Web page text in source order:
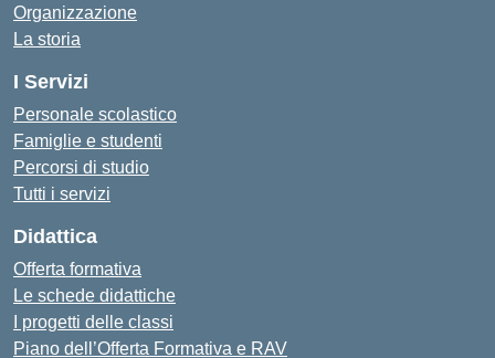
Organizzazione
La storia
I Servizi
Personale scolastico
Famiglie e studenti
Percorsi di studio
Tutti i servizi
Didattica
Offerta formativa
Le schede didattiche
I progetti delle classi
Piano dell’Offerta Formativa e RAV